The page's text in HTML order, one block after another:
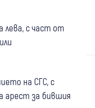
лева, с част от
на СГС, с
арест за бившия